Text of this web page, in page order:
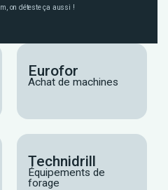
on déteste ça aussi !
Eurofor
Achat de machines
Technidrill
Équipements de
forage